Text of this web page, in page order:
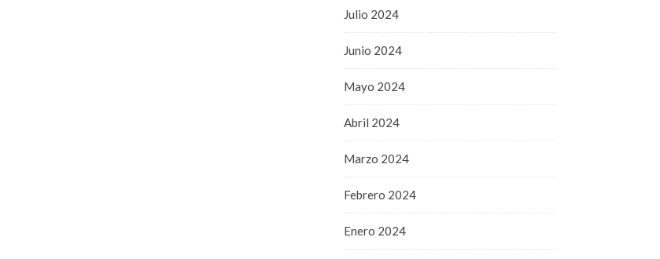
Julio 2024
Junio 2024
Mayo 2024
Abril 2024
Marzo 2024
Febrero 2024
Enero 2024